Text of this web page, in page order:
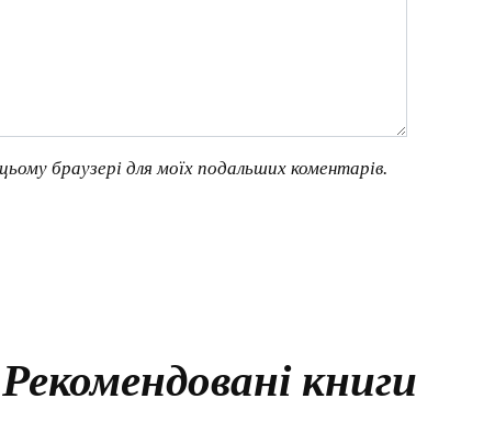
браузері для моїх подальших коментарів.
Рекомендовані книги